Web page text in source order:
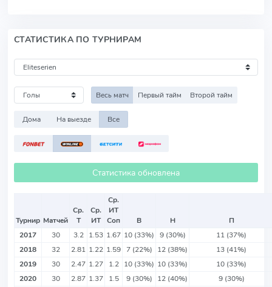
СТАТИСТИКА ПО ТУРНИРАМ
Весь матч Первый тайм Второй тайм
Дома На выезде Все
Статистика обновлена
Турнир Матчей
Ср.
Т
Ср.
ИТ
Ср.
ИТ
Соп
В Н
П
2017
30 3.2 1.53 1.67 10 (33%) 9 (30%)
11 (37%)
2018
32 2.81 1.22 1.59 7 (22%) 12 (38%)
13 (41%)
2019
30 2.47 1.27 1.2 10 (33%) 10 (33%)
10 (33%)
2020
30 2.87 1.37 1.5 9 (30%) 12 (40%) 9 (30%)